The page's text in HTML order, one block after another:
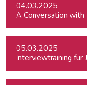
04.03.2025
A Conversation with
05.03.2025
Interviewtraining für